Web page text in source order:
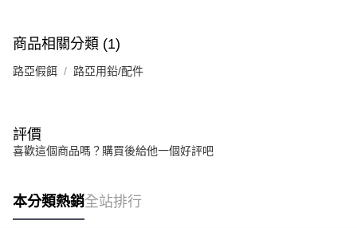
商品相關分類 (1)
路亞假餌 路亞用鉛/配件
評價
喜歡這個商品嗎？購買後給他一個好評吧
本分類熱銷全站排行